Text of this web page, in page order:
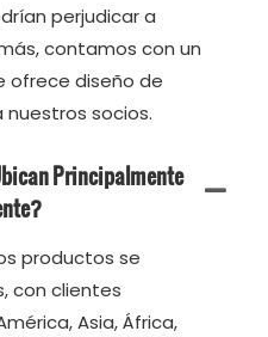
perjudicar a
contamos con un
ofrece diseño de
socios.
Principalmente
productos se
con clientes
Asia, África,